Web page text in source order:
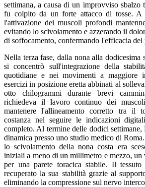
settimana, a causa di un improvviso sbalzo
fu colpito da un forte attacco di tosse. A
l'attivazione dei muscoli profondi
evitando lo scivolamento e azzerando il
di soffocamento, confermando l'efficacia
Nella terza fase, dalla nona alla dodicesima
si concentrò sull'integrazione della
quotidiane e nei movimenti a maggiore
esercizi in posizione eretta abbinati al
otto chilogrammi durante brevi
richiedeva il lavoro continuo dei
mantenere l'allineamento corretto tra il
costanza nel seguire le indicazioni
completo. Al termine delle dodici settimane,
dinamica presso uno studio medico di
lo scivolamento della nona costa era
iniziali a meno di un millimetro e mezzo, un
per una parete toracica stabile. Il tessuto
recuperato la sua stabilità grazie al
eliminando la compressione sul nervo